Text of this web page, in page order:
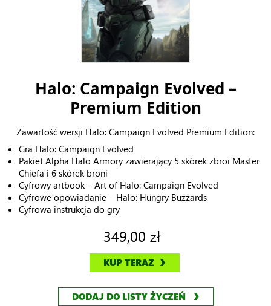
Halo: Campaign Evolved –
Premium Edition
Zawartość wersji Halo: Campaign Evolved Premium Edition:
Gra Halo: Campaign Evolved
Pakiet Alpha Halo Armory zawierający 5 skórek zbroi Master
Chiefa i 6 skórek broni
Cyfrowy artbook – Art of Halo: Campaign Evolved
Cyfrowe opowiadanie – Halo: Hungry Buzzards
Cyfrowa instrukcja do gry
349,00 zł
KUP TERAZ
DODAJ DO LISTY ŻYCZEŃ